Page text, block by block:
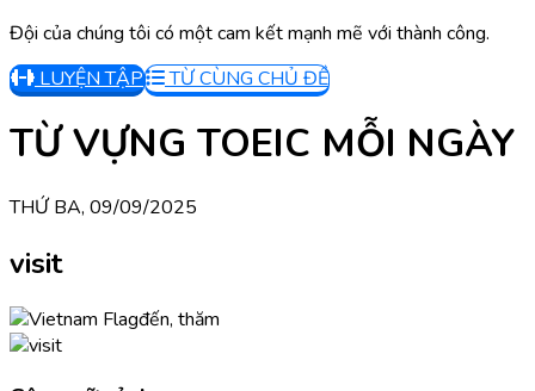
Đội của chúng tôi có một cam kết mạnh mẽ với thành công.
LUYỆN TẬP
TỪ CÙNG CHỦ ĐỀ
TỪ VỰNG TOEIC MỖI NGÀY
THỨ BA, 09/09/2025
visit
đến, thăm